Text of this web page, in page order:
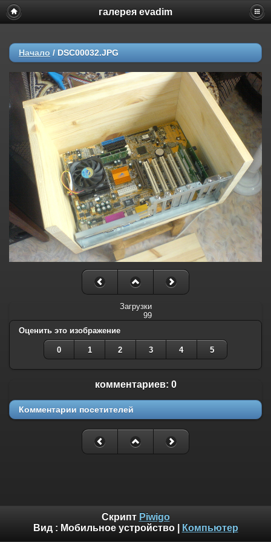
галерея evadim
Начало / DSC00032.JPG
Загрузки
99
Оценить это изображение
0 1 2 3 4 5
комментариев: 0
Комментарии посетителей
Скрипт Piwigo
Вид : Мобильное устройство| Компьютер